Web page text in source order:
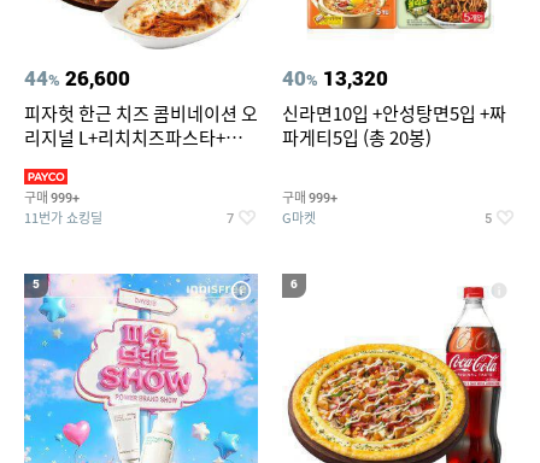
44% 26,600
피자헛 한근 치즈 콤비네이션 오
리지널 L+리치치즈파스타+콜
구매 999+
11번가 쇼킹딜 7
40% 13,320
신라면10입 +안성탕면5입 +짜
파게티5입 (총 20봉)
구매 999+
G마켓 5
5 6